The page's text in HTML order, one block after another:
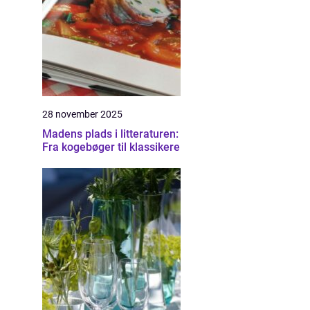
28 november 2025
Madens plads i litteraturen:
Fra kogebøger til klassikere